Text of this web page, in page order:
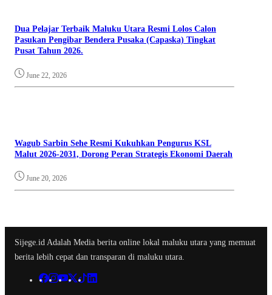
Dua Pelajar Terbaik Maluku Utara Resmi Lolos Calon
Pasukan Pengibar Bendera Pusaka (Capaska) Tingkat
Pusat Tahun 2026.
June 22, 2026
Wagub Sarbin Sehe Resmi Kukuhkan Pengurus KSL
Malut 2026-2031, Dorong Peran Strategis Ekonomi Daerah
June 20, 2026
Sijege.id Adalah Media berita online lokal maluku utara yang memuat
berita lebih cepat dan transparan di maluku utara.